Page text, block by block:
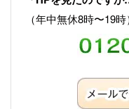
（年中無休8時〜19時